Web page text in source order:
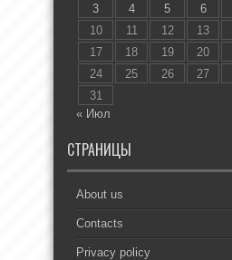
3
4 5 6
10
11 12 13
17
18 19 20
24
25 26 27
31
« Июл
СТРАНИЦЫ
About us
Contacts
Privacy policy